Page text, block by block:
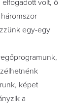
elfogadott volt, ő
egy-egy
képet
a